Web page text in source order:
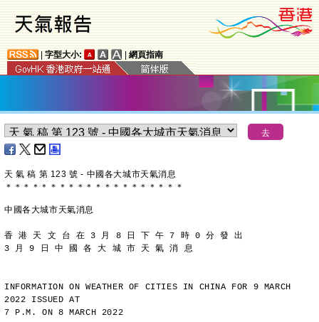
字型大小: 網頁指南
天 氣 稿 第 123 號 - 中國各大城市天氣消息
＊ ＊ ＊ ＊ ＊ ＊ ＊ ＊ ＊ ＊ ＊ ＊ ＊ ＊ ＊ ＊ ＊ ＊ ＊ ＊
中國各大城市天氣消息
香 港 天 文 台 在 3 月 8 日 下 午 7 時 0 分 發 出
3 月 9 日 中 國 各 大 城 市 天 氣 消 息
INFORMATION ON WEATHER OF CITIES IN CHINA FOR 9 MARCH
2022 ISSUED AT
7 P.M. ON 8 MARCH 2022